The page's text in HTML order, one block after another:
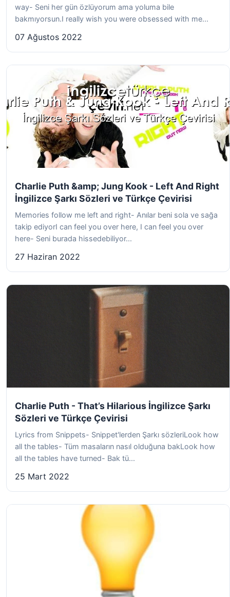
way- Seni her gün özlüyorum ama yoluma bile
bakmıyorsun.I really wish you were obsessed with me...
07 Ağustos 2022
Charlie Puth &amp; Jung Kook - Left And Right
İngilizce Şarkı Sözleri ve Türkçe Çevirisi
Memories follow me left and right- Anılar beni sola ve sağa
takip ediyorI can feel you over here, I can feel you over
here- Seni burada hissedebiliyor...
27 Haziran 2022
Charlie Puth - That’s Hilarious İngilizce Şarkı
Sözleri ve Türkçe Çevirisi
Lyrics from Snippets- Snippet'lerden Şarkı sözleriLook how
all the tables- Tüm masaların nasıl olduğuna bakLook how
all the tables have turned- Bak tü...
25 Mart 2022